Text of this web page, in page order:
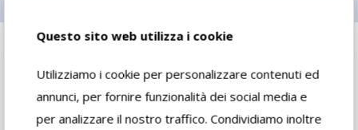
Questo sito web utilizza i cookie
Utilizziamo i cookie per personalizzare contenuti ed
annunci, per fornire funzionalità dei social media e
per analizzare il nostro traffico. Condividiamo inoltre